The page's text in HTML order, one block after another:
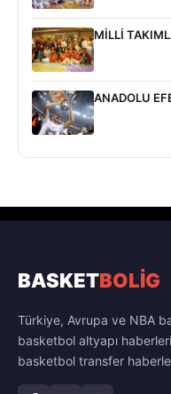
MİLLİ
ANADOLU
BASKETBOLİG
Türkiye, Avrupa ve NBA
basketbol altyapı
basketbol transfer